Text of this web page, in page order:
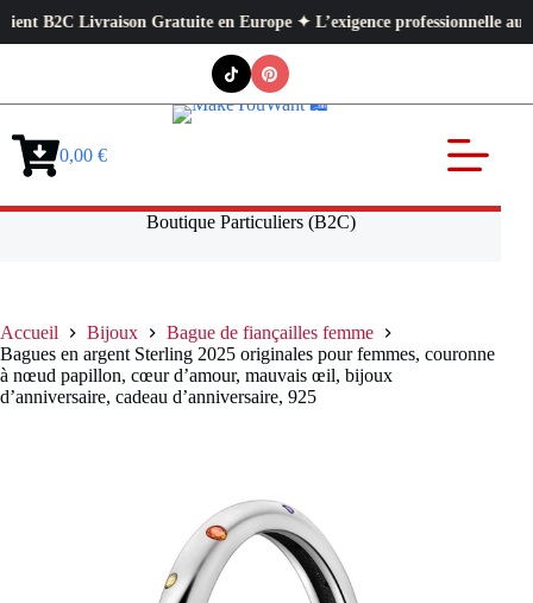
Livraison Gratuite en Europe ✦ L’exigence professionnelle au
Panier0,00 €
Boutique Particuliers (B2C)
Accueil Bijoux
Bague de fiançailles femme
Bagues en argent Sterling 2025 originales pour femmes, couronne
à nœud papillon, cœur d’amour, mauvais œil, bijoux
d’anniversaire, cadeau d’anniversaire, 925